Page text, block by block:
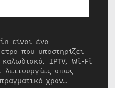
είναι ένα
που υποστηρίζει
IPTV, Wi-Fi
λειτουργίες όπως
χρόν…